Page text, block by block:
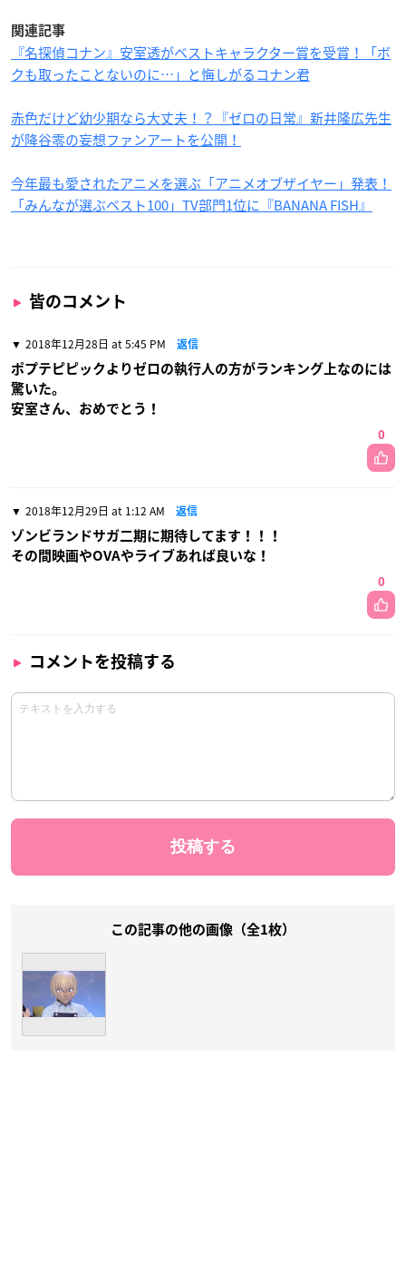
関連記事
『名探偵コナン』安室透がベストキャラクター賞を受賞！「ボ
クも取ったことないのに…」と悔しがるコナン君
赤色だけど幼少期なら大丈夫！？『ゼロの日常』新井隆広先生
が降谷零の妄想ファンアートを公開！
今年最も愛されたアニメを選ぶ「アニメオブザイヤー」発表！
「みんなが選ぶベスト100」TV部門1位に『BANANA FISH』
皆のコメント
2018年12月28日 at 5:45 PM 返信
ポプテピピックよりゼロの執行人の方がランキング上なのには
驚いた。
安室さん、おめでとう！
0
2018年12月29日 at 1:12 AM 返信
ゾンビランドサガ二期に期待してます！！！
その間映画やOVAやライブあれば良いな！
0
コメントを投稿する
この記事の他の画像（全1枚）